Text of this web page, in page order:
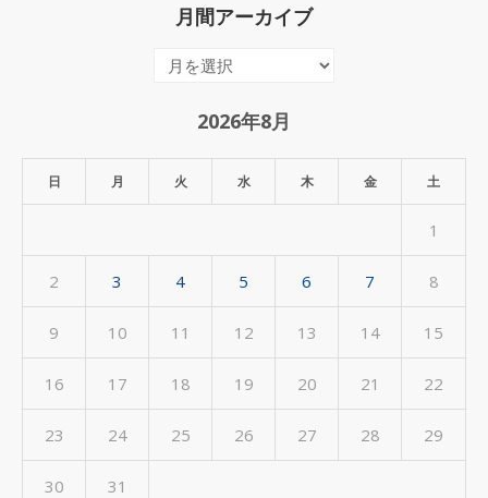
月間アーカイブ
イ
2026年8月
日 月 火 水 木 金 土
1
2 3 4 5 6 7 8
9 10 11 12 13 14 15
16 17 18 19 20 21 22
23 24 25 26 27 28 29
30 31